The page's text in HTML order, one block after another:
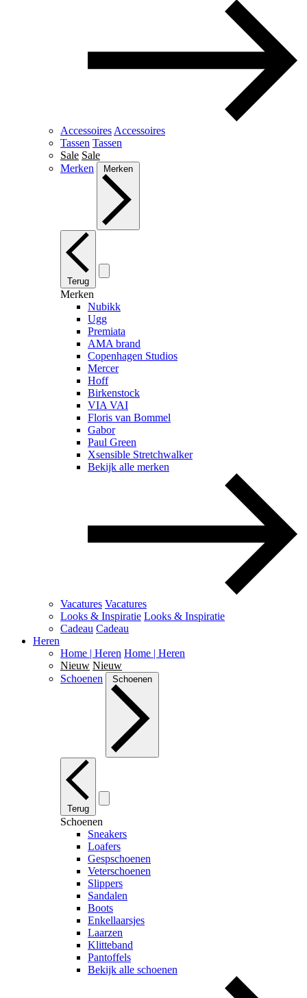
Accessoires Accessoires
Tassen Tassen
Sale Sale
Merken
Merken
Terug
Merken
Nubikk
Ugg
Premiata
AMA brand
Copenhagen Studios
Mercer
Hoff
Birkenstock
VIA VAI
Floris van Bommel
Gabor
Paul Green
Xsensible Stretchwalker
Bekijk alle merken
Vacatures Vacatures
Looks & Inspiratie Looks & Inspiratie
Cadeau Cadeau
Heren
Home | Heren Home | Heren
Nieuw Nieuw
Schoenen
Schoenen
Terug
Schoenen
Sneakers
Loafers
Gespschoenen
Veterschoenen
Slippers
Sandalen
Boots
Enkellaarsjes
Laarzen
Klitteband
Pantoffels
Bekijk alle schoenen